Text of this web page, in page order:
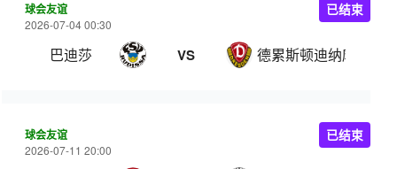
球会友谊
2026-07-04 00:30
巴迪莎 VS 德累斯顿迪纳摩
已结束
球会友谊
2026-07-11 20:00
已结束